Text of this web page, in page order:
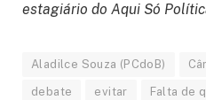
estagiário do Aqui Só
Aladilce Souza (PCdoB)
debate evitar Falta de